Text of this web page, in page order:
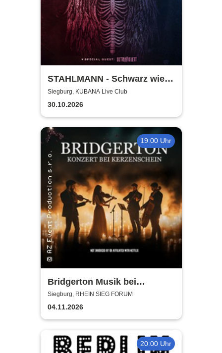
STAHLMANN - Schwarz wie
der Tod Tour 2026
Siegburg, KUBANA Live Club
30.10.2026
19:00 Uhr
Bridgerton Musik bei
Kerzenschein
Siegburg, RHEIN SIEG FORUM
04.11.2026
20:00 Uhr